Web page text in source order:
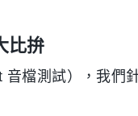
比拚
檔測試），我們